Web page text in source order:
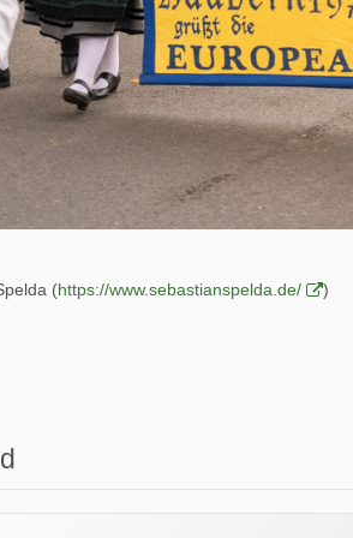
(https://www.sebastianspelda.de/ )